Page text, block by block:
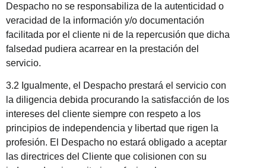
Despacho no se responsabiliza de la autenticidad o
veracidad de la información y/o documentación
facilitada por el cliente ni de la repercusión que dicha
falsedad pudiera acarrear en la prestación del
servicio.
3.2 Igualmente, el Despacho prestará el servicio con
la diligencia debida procurando la satisfacción de los
intereses del cliente siempre con respeto a los
principios de independencia y libertad que rigen la
profesión. El Despacho no estará obligado a aceptar
las directrices del Cliente que colisionen con su